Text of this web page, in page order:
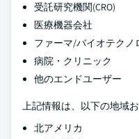
受託研究機関(CRO)
医療機器会社
ファーマ/バイオテクノ
病院・クリニック
他のエンドユーザー
上記情報は、以下の地域
北アメリカ